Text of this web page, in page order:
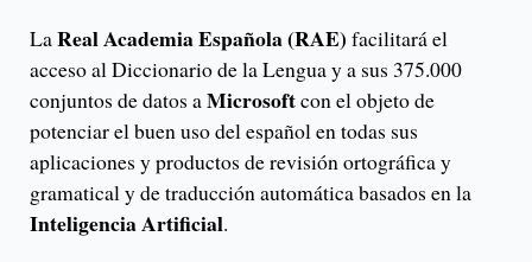
LaReal Academia Española (RAE) facilitará el
acceso al Diccionario de la Lengua y a sus 375.000
conjuntos de datos aMicrosoftcon el objeto de
potenciar el buen uso del español en todas sus
aplicaciones y productos de revisión ortográfica y
gramatical y de traducción automática basados en la
Inteligencia Artificial.